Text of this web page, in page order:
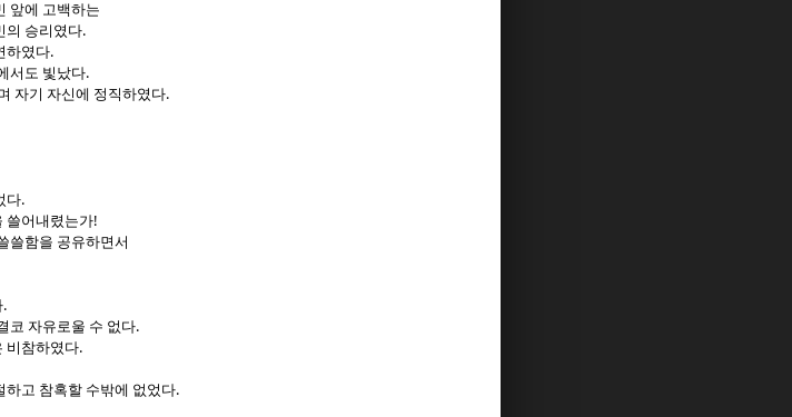
앞에 고백하는
의 승리였다.
하였다.
서도 빛났다.
자기 자신에 정직하였다.
다.
쓸어내렸는가!
쓸함을 공유하면서
.
코 자유로울 수 없다.
비참하였다.
하고 참혹할 수밖에 없었다.